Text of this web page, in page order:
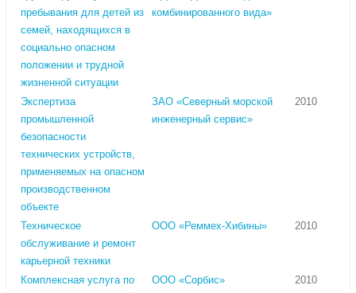
пребывания для детей из
семей, находящихся в
социально опасном
положении и трудной
жизненной ситуации
комбинированного вида»
Экспертиза
промышленной
безопасности
технических устройств,
применяемых на опасном
производственном
объекте
ЗАО «Северный морской
инженерный сервис»
2010
Техническое
обслуживание и ремонт
карьерной техники
ООО «Реммех-Хибины» 2010
Комплексная услуга по
ООО «Сорбис» 2010